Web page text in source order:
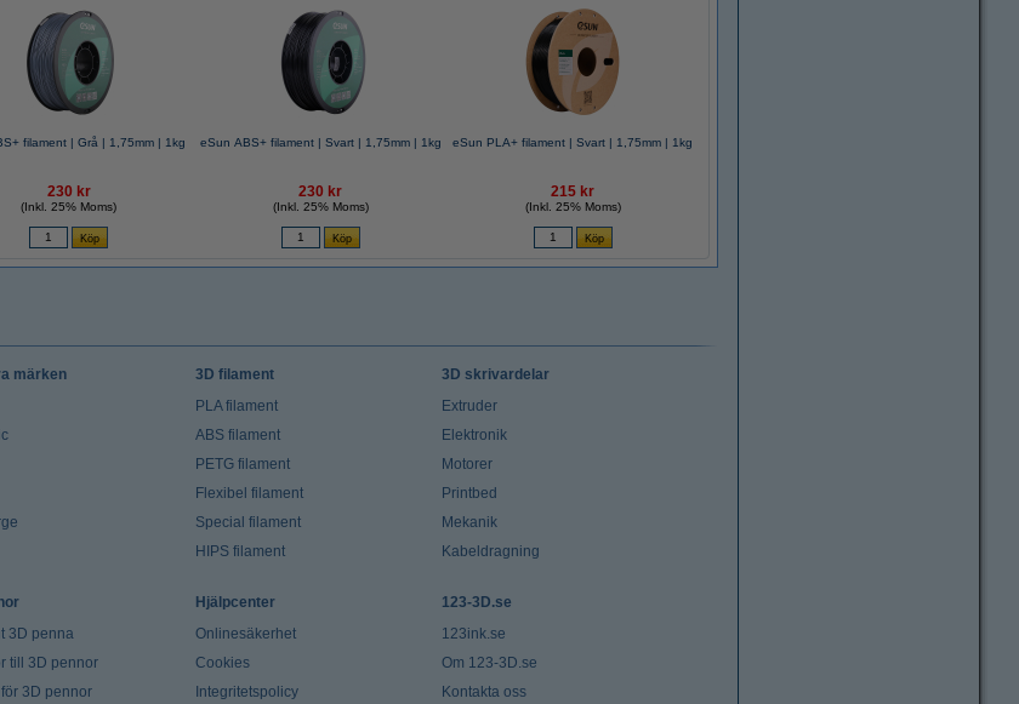
filament | Grå | 1,75mm | 1kg
230 kr
(Inkl. 25% Moms)
eSun ABS+ filament | Svart | 1,75mm | 1kg
230 kr
(Inkl. 25% Moms)
eSun PLA+ filament | Svart | 1,75mm | 1kg
215 kr
(Inkl. 25% Moms)
märken
3D filament
PLA filament
ABS filament
PETG filament
Flexibel filament
Special filament
HIPS filament
3D skrivardelar
Extruder
Elektronik
Motorer
Printbed
Mekanik
Kabeldragning
3D penna
till 3D pennor
3D pennor
Hjälpcenter
Onlinesäkerhet
Cookies
Integritetspolicy
123-3D.se
123ink.se
Om 123-3D.se
Kontakta oss